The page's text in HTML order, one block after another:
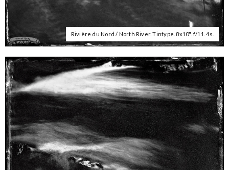
Rivière du Nord / North River. Tintype. 8x10". f/11. 4s.